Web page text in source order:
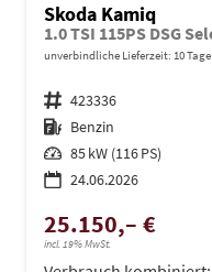
Skoda Kamiq
unverbindliche Lieferzeit: 10 Tage
Fahrzeugnr. 423336
Kraftstoff Benzin
Leistung 85 kW (116 PS)
24.06.2026
25.150,– €
incl. 19% MwSt.